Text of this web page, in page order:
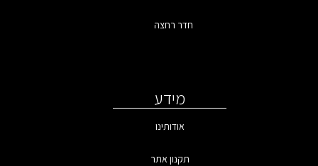
חדר רחצה
מידע
אודותינו
תקנון אתר